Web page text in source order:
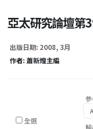
亞太研究論壇第
出版日期: 2008, 3月
作者: 蕭新煌主編
全選